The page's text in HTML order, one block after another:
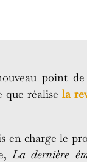
point
que réalise la
charge le
La dernière